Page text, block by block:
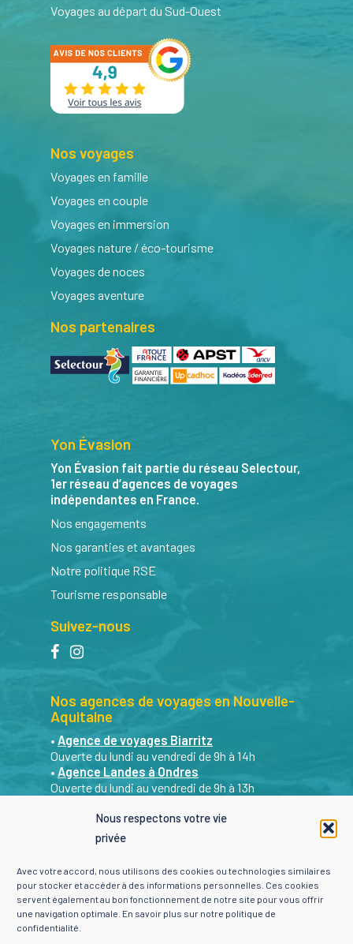
Nous respectons votre vie
privée
Avec votre accord, nous utilisons des cookies ou technologies similaires
pour stocker et accéder à des informations personnelles. Ces cookies
servent également au bon fonctionnement de notre site pour vous offrir
une navigation optimale. En savoir plus sur notre politique de
confidentialité
Voyages au départ du Sud-Ouest
Nos voyages
Voyages en famille
Voyages en couple
Voyages en immersion
Voyages nature / éco-tourisme
Voyages de noces
Voyages aventure
Nos partenaires
Yon Évasion
Yon Évasion fait partie du réseau Selectour,
1er réseau d’agences de voyages
indépendantes en France.
Nos engagements
Nos garanties et avantages
Notre politique RSE
Tourisme responsable
Suivez-nous
facebook
instagram
Nos agences de voyages en Nouvelle-
Aquitaine
• Agence de voyages Biarritz
Ouverte du lundi au vendredi de 9h à 14h
• Agence Landes à Ondres
Ouverte du lundi au vendredi de 9h à 13h
Sur RDV les après-midi et le samedi matin. Du
lundi au samedi de 9h à 19h : nous restons
joignables par mail et par téléphone.
•Agence Landes St Geours de Maremne
Sur RDV du lundi au vendredi de 9h à 18h
Contacter Yon Évasion